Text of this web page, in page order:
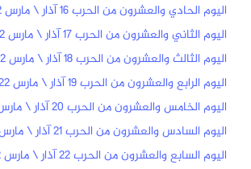
اليوم الحادي والعشرون من الحرب 16 آذار \ مارس 2022
اليوم الثاني والعشرون من الحرب 17 آذار \ مارس 2022
اليوم الثالث والعشرون من الحرب 18 آذار \ مارس 2022
اليوم الرابع والعشرون من الحرب 19 آذار \ مارس 2022
اليوم الخامس والعشرون من الحرب 20 آذار \ مارس 2022
اليوم السادس والعشرون من الحرب 21 آذار \ مارس 2022
اليوم السابع والعشرون من الحرب 22 آذار \ مارس 2022